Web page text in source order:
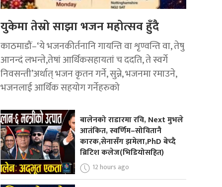
युकेमा तेस्रो साझा भजन महोत्सव हुँदै
काठमाडौं–‘ये भजनकीर्तनानि गायन्ति वा शृण्वन्ति वा, तेषु
आनन्दं लभन्ते,तेषां आर्थिकसहायतां च ददति, ते स्वर्गे
निवसन्ती’अर्थात् भजन कृतन गर्ने, सुन्ने, भजनमा रमाउने,
भजनलाई आर्थिक सहयोग गर्नेहरुको
बालेनको राडारमा रवि, Next मुभले
आतंकित, स्वर्णिम–सोवितानै
कारक,सेनासँग झमेला,PhD बेच्दै
ब्रिटिश कलेज(भिडियोसहित)
12 hours ago